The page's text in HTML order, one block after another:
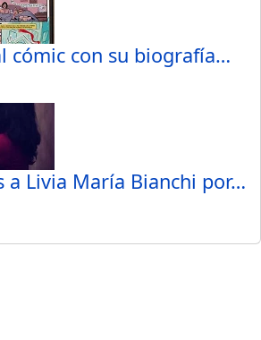
cómic con su biografía…
a Livia María Bianchi por…